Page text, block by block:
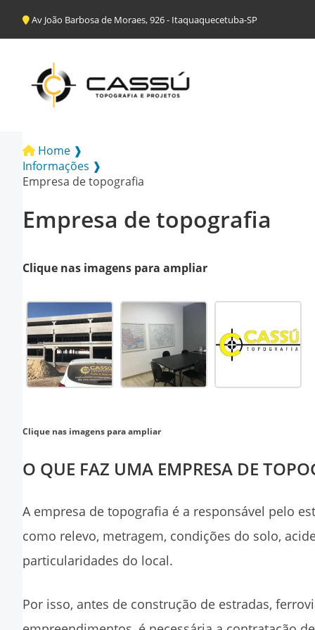
Av João Barbosa de Moraes, 926 - Itaquaquecetuba-SP
Home ❱
Informações ❱
Empresa de topografia
Empresa de topografia
Clique nas imagens para ampliar
Clique nas imagens para ampliar
O QUE FAZ UMA EMPRESA DE
A empresa de topografia é a responsável pelo
como relevo, metragem, condições do solo,
particularidades do local.
Por isso, antes de construção de estradas,